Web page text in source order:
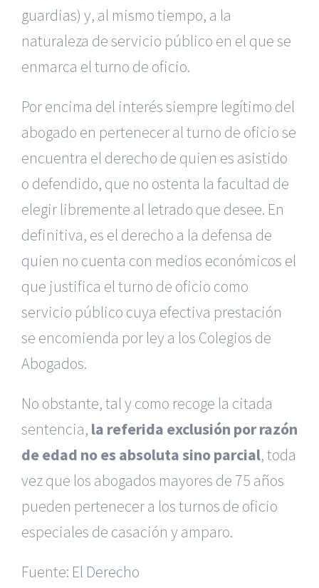
guardias) y, al mismo tiempo, a la
naturaleza de servicio público en el que se
enmarca el turno de oficio.
Por encima del interés siempre legítimo del
abogado en pertenecer al turno de oficio se
encuentra el derecho de quien es asistido
o defendido, que no ostenta la facultad de
elegir libremente al letrado que desee. En
definitiva, es el derecho a la defensa de
quien no cuenta con medios económicos el
que justifica el turno de oficio como
servicio público cuya efectiva prestación
se encomienda por ley a los Colegios de
Abogados.
No obstante, tal y como recoge la citada
sentencia, la referida exclusión por razón
de edad no es absoluta sino parcial, toda
vez que los abogados mayores de 75 años
pueden pertenecer a los turnos de oficio
especiales de casación y amparo.
Fuente: El Derecho
|Reclamación de Accidentes en Alicante| Reclamación
de Accidentes en Madrid| BGD Abogados Madrid|GM
|Formación para Abogados